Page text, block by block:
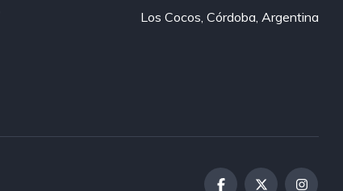
Los Cocos, Córdoba, Argentina